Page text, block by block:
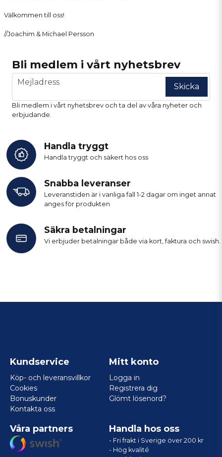
Välkommen till oss!
//Joachim & Michael Persson
Bli medlem i vårt nyhetsbrev
email
Mejladress Skicka
Bli medlem i vårt nyhetsbrev och ta del av våra nyheter och
erbjudande.
Handla tryggt
Handla tryggt och säkert hos oss
Snabba leveranser
Leveranstiden är i vanliga fall 1-2 dagar om inget annat
anges för produkten
Säkra betalningar
Vi erbjuder betalningar både via kort, faktura och swish.
Kundservice
Köp- och leveransvillkor
Cookies
Bonuskunder
Kontakta oss
Mitt konto
Logga in
Registrera dig
Glömt lösenord?
Våra partners Handla hos oss
- Fri frakt i Sverige över 200 kr
- Hög kvalité